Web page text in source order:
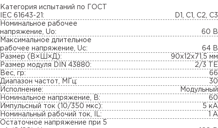
Категория испытаний по ГОСТ
IEC 61643-21:
D1, C1, C2, C3
Номинальное рабочее
напряжение, Uo:
60 В
Максимальное длительное
рабочее напряжение, Uc:
64 В
Размер (В×Ш×Д):
90х12х71,5 мм
Размер модуля DIN 43880:
2/3 ТЕ
Вес, гр:
66
Диапазон частот, МГц:
30
Исполнение:
Модульный
Номинальное напряжение, В:
60
Импульсный ток (10/350 мкс):
5 кА
Номинальный рабочий ток, IL:
1 А
Остаточное напряжение при 5